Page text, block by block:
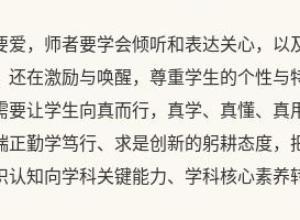
，师者要学会倾听和表达关心，
在激励与唤醒，尊重学生的个性
让学生向真而行，真学、真懂、
勤学笃行、求是创新的躬耕态度
知向学科关键能力、学科核心素